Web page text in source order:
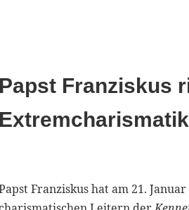
Papst Franziskus
Franziskus hat am 21.